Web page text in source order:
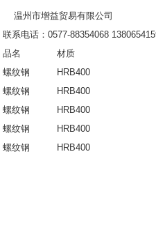
温州市增益贸易有限公司
联系电话：0577-88354068
品名
材质
螺纹钢
HRB400
螺纹钢
HRB400
螺纹钢
HRB400
螺纹钢
HRB400
螺纹钢
HRB400